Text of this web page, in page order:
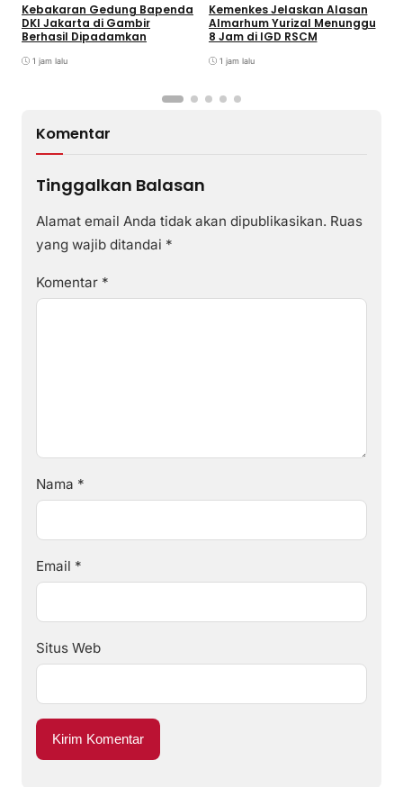
Kebakaran Gedung Bapenda
DKI Jakarta di Gambir
Berhasil Dipadamkan
1 jam lalu
Kemenkes Jelaskan Alasan
Almarhum Yurizal Menunggu
8 Jam di IGD RSCM
1 jam lalu
Komentar
Tinggalkan Balasan
Alamat email Anda tidak akan dipublikasikan. Ruas
yang wajib ditandai *
Komentar *
Nama *
Email *
Situs Web